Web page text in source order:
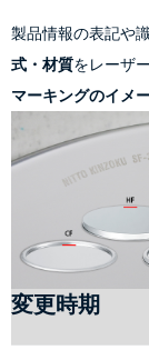
製品情報の表記や
式・材質をレーザ
マーキングのイメ
変更時期